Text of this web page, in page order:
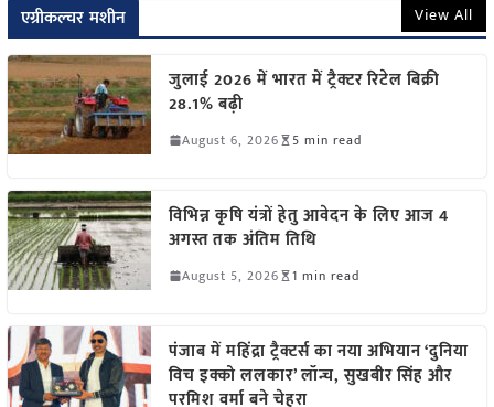
एग्रीकल्चर मशीन View All
जुलाई 2026 में भारत में ट्रैक्टर रिटेल बिक्री
28.1% बढ़ी
August 6, 2026 5 min read
विभिन्न कृषि यंत्रों हेतु आवेदन के लिए आज 4
अगस्त तक अंतिम तिथि
August 5, 2026 1 min read
पंजाब में महिंद्रा ट्रैक्टर्स का नया अभियान ‘दुनिया
विच इक्को ललकार’ लॉन्च, सुखबीर सिंह और
परमिश वर्मा बने चेहरा